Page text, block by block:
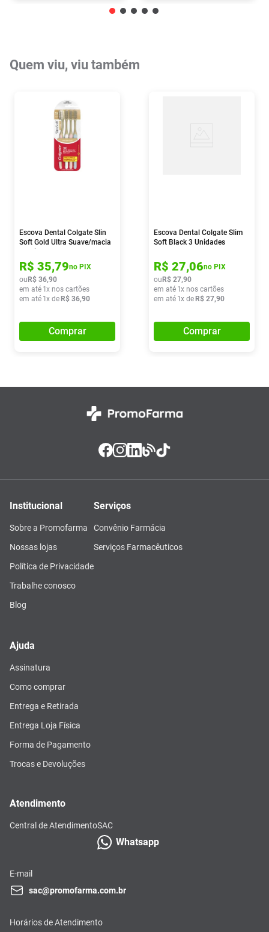
Quem viu, viu também
Escova Dental Colgate Slin
Soft Gold Ultra Suave/macia
R$ 35,79no PIX
ou R$ 36,90
em até 1x nos cartões
em até 1x de R$ 36,90
Comprar
Escova Dental Colgate Slim
Soft Black 3 Unidades
R$ 27,06no PIX
ou R$ 27,90
em até 1x nos cartões
em até 1x de R$ 27,90
Comprar
Institucional
Sobre a Promofarma
Nossas lojas
Política de Privacidade
Trabalhe conosco
Blog
Serviços
Convênio Farmácia
Serviços Farmacêuticos
Ajuda
Assinatura
Como comprar
Entrega e Retirada
Entrega Loja Física
Forma de Pagamento
Trocas e Devoluções
Atendimento
Central de AtendimentoSAC
Whatsapp
E-mail
sac@promofarma.com.br
Horários de Atendimento